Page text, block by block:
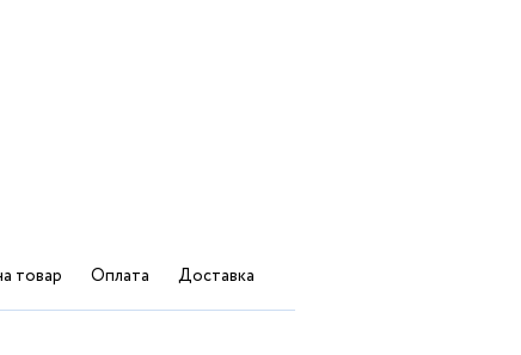
товар Оплата Доставка